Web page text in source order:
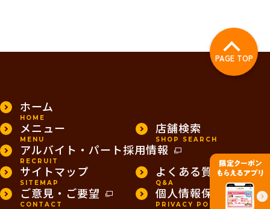
PAGE TOP
ホーム
HOME
メニュー
MENU
店舗検索
SHOP SEARCH
アルバイト・パート採用情報
RECRUIT
サイトマップ
SITEMAP
よくある質問
Q&A
ご意見・ご要望
CONTACT
個人情報保護方針
PRIVACY POLICY